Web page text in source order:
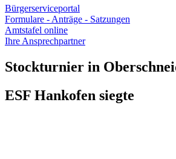
Bürgerserviceportal
Formulare - Anträge - Satzungen
Amtstafel online
Ihre Ansprechpartner
Stockturnier in
ESF Hankofen siegte